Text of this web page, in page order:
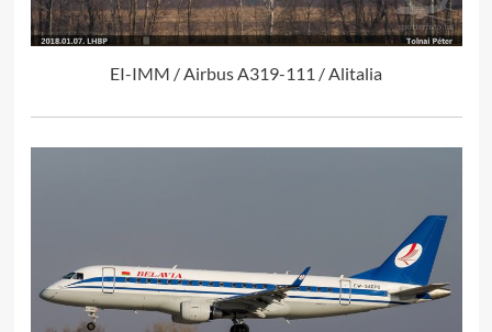
EI-IMM / Airbus A319-111 / Alitalia